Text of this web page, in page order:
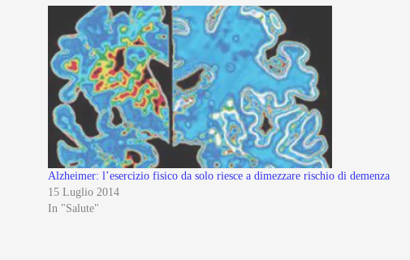
Alzheimer: l’esercizio fisico da solo riesce a dimezzare rischio di demenza
15 Luglio 2014
In "Salute"